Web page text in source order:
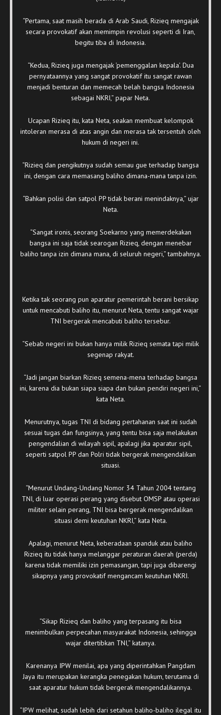
“Pertama, saat masih berada di Arab Saudi, Rizieq mengajak
secara provokatif akan memimpin revolusi seperti di Iran,
begitu tiba di Indonesia.
“Kedua, Rizieq juga mengajak ‘pemenggalan kepala’. Dua
pernyataannya yang sangat provokatif itu sangat rawan
menjadi benturan dan memecah belah bangsa Indonesia
sebagai NKRI,” papar Neta.
Ucapan Rizieq itu, kata Neta, seakan membuat kelompok
intoleran merasa di atas angin dan merasa tak tersentuh oleh
hukum di negeri ini.
“Rizieq dan pengikutnya sudah semau gue terhadap bangsa
ini, dengan cara memasang baliho dimana-mana tanpa izin.
“Bahkan polisi dan satpol PP tidak berani menindaknya,” ujar
Neta.
“Sangat ironis, seorang Soekarno yang memerdekakan
bangsa ini saja tidak searogan Rizieq, dengan menebar
baliho tanpa izin dimana mana, di seluruh negeri,” tambahnya.
Ketika tak seorang pun aparatur pemerintah berani bersikap
untuk mencabuti baliho itu, menurut Neta, tentu sangat wajar
TNI bergerak mencabuti baliho tersebur.
“Sebab negeri ini bukan hanya milik Rizieq semata tapi milik
segenap rakyat.
“Jadi jangan biarkan Rizieq semena-mena terhadap bangsa
ini, karena dia bukan siapa siapa dan bukan pendiri negeri ini,”
kata Neta.
Menurutnya, tugas TNI di bidang pertahanan saat ini sudah
sesuai tugas dan fungsinya, yang tentu bisa saja melakukan
pengendalian di wilayah sipil, apalagi jika aparatur sipil,
seperti satpol PP dan Polri tidak bergerak mengendalikan
situasi.
“Menurut Undang-Undang Nomor 34 Tahun 2004 tentang
TNI, di luar operasi perang yang disebut OMSP atau operasi
militer selain perang, TNI bisa bergerak mengendalikan
situasi demi keutuhan NKRI,” kata Neta.
Apalagi, menurut Neta, keberadaan spanduk atau baliho
Rizieq itu tidak hanya melanggar peraturan daerah (perda)
karena tidak memiliki izin pemasangan, tapi juga dibarengi
sikapnya yang provokatif mengancam keutuhan NKRI.
“Sikap Rizieq dan baliho yang terpasang itu bisa
menimbulkan perpecahan masyarakat Indonesia, sehingga
wajar ditertibkan TNI,” katanya.
Karenanya IPW menilai, apa yang diperintahkan Pangdam
Jaya itu merupakan kerangka penegakan hukum, terutama di
saat aparatur hukum tidak bergerak mengendalikannya.
“IPW melihat, sudah lebih dari setahun baliho-baliho ilegal itu